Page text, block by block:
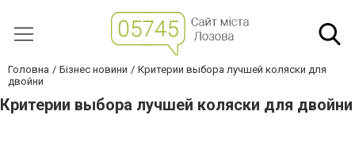
Головна Бізнес новини
Критерии выбора лучшей коляски для
двойни
Критерии выбора лучшей коляски для двойни